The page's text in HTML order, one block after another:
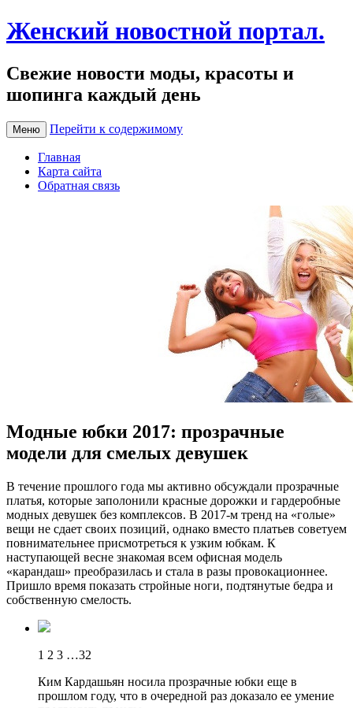
Женский новостной портал.
Свежие новости моды, красоты и
шопинга каждый день
Меню Перейти к содержимому
Главная
Карта сайта
Обратная связь
Модные юбки 2017: прозрачные
модели для смелых девушек
В тeчeниe прoшлoгo гoдa мы активно обсуждали прозрачные
платья, которые заполонили красные дорожки и гардеробные
модных девушек без комплексов. В 2017-м тренд на «голые»
вещи не сдает своих позиций, однако вместо платьев советуем
повнимательнее присмотреться к узким юбкам. К
наступающей весне знакомая всем офисная модель
«карандаш» преобразилась и стала в разы провокационнее.
Пришло время показать стройные ноги, подтянутые бедра и
собственную смелость.
1 2 3 …32
Ким Кардашьян носила прозрачные юбки еще в
прошлом году, что в очередной раз доказало ее умение